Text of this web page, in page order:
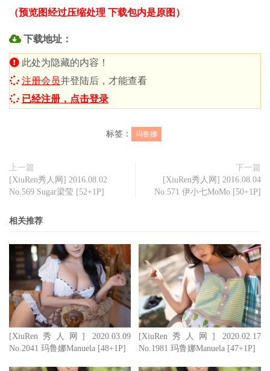
（预览图经过压缩处理 下载包内是原图）
下载地址：
此处为隐藏的内容！
注册会员并登陆后，才能查看
已经注册，点击登录
标签： 玛鲁娜
上一篇
[XiuRen秀人网] 2016.08.02
No.569 Sugar梁莹 [52+1P]
下一篇
[XiuRen秀人网] 2016.08.04
No.571 伊小七MoMo [50+1P]
相关推荐
[XiuRen秀人网] 2020.03.09
No.2041 玛鲁娜Manuela [48+1P]
[XiuRen秀人网] 2020.02.17
No.1981 玛鲁娜Manuela [47+1P]